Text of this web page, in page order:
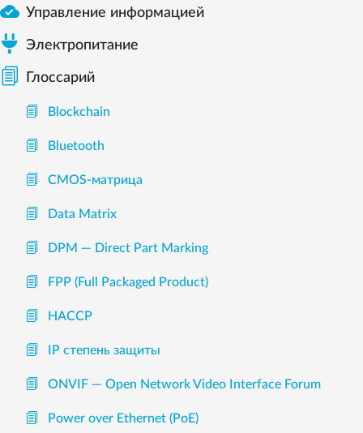
 Управление информацией
Электропитание
Глоссарий
Blockchain
Bluetooth
CMOS-матрица
Data Matrix
DPM — Direct Part Marking
FPP (Full Packaged Product)
HACCP
IP степень защиты
ONVIF — Open Network Video Interface Forum
Power over Ethernet (PoE)